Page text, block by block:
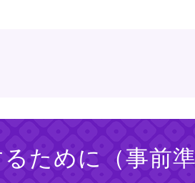
ために（事前準